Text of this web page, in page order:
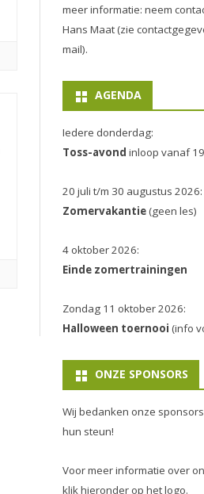
meer informatie: neem
Hans Maat (zie
mail).
AGENDA
Iedere donderdag:
Toss-avond inloop vanaf
20 juli t/m 30 augustus 2026:
Zomervakantie(geen les)
4 oktober 2026:
Einde zomertrainingen
Zondag 11 oktober 2026:
Halloween toernooi (info
ONZE SPONSORS
Wij bedanken onze
hun steun!
Voor meer informatie over
klik hieronder op het logo.